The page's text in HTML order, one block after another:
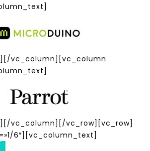
vc_column][vc_column
vc_column][/vc_row][vc_row]
6″][vc_column_text]